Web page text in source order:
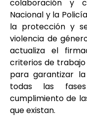
colaboración y
Nacional y la
la protección y
violencia de
actualiza el
criterios de
para garantizar
todas las
cumplimiento de
que existan.